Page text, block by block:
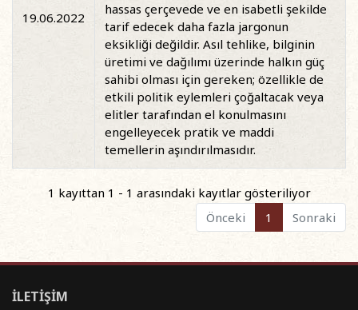
19.06.2022
hassas çerçevede ve en isabetli şekilde
tarif edecek daha fazla jargonun
eksikliği değildir. Asıl tehlike, bilginin
üretimi ve dağılımı üzerinde halkın güç
sahibi olması için gereken; özellikle de
etkili politik eylemleri çoğaltacak veya
elitler tarafından el konulmasını
engelleyecek pratik ve maddi
temellerin aşındırılmasıdır.
1 kayıttan 1 - 1 arasındaki kayıtlar gösteriliyor
Önceki
1 Sonraki
İLETİŞİM